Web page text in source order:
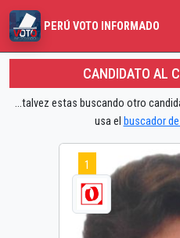
PERÚ VOTO INFORMADO
CANDIDATO AL
...talvez estas buscando otro
usa el buscador
1